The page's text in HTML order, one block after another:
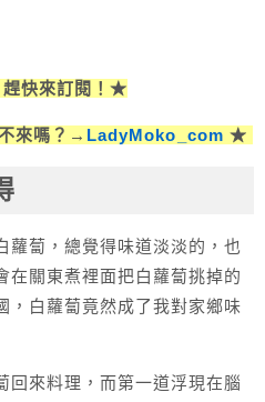
趕快來訂閱！★
來嗎？→ LadyMoko_com ★
蘿蔔，總覺得味道淡淡的，也
在關東煮裡面把白蘿蔔挑掉的
，白蘿蔔竟然成了我對家鄉味
回來料理，而第一道浮現在腦